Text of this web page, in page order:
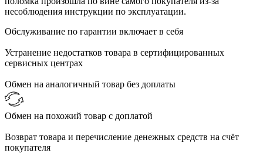
несоблюдения инструкции по эксплуатации.
Обслуживание по гарантии включает в себя
Устранение недостатков товара в сертифицированных
сервисных центрах
Обмен на аналогичный товар без доплаты
Обмен на похожий товар с доплатой
Возврат товара и перечисление денежных средств на счёт
покупателя